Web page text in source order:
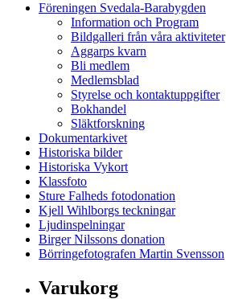
Föreningen Svedala-Barabygden
Information och Program
Bildgalleri från våra aktiviteter
Aggarps kvarn
Bli medlem
Medlemsblad
Styrelse och kontaktuppgifter
Bokhandel
Släktforskning
Dokumentarkivet
Historiska bilder
Historiska Vykort
Klassfoto
Sture Falheds fotodonation
Kjell Wihlborgs teckningar
Ljudinspelningar
Birger Nilssons donation
Börringefotografen Martin Svensson
Varukorg